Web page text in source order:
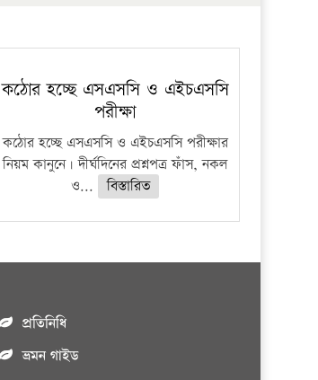
কঠোর হচ্ছে এসএসসি ও এইচএসসি
পরীক্ষা
কঠোর হচ্ছে এসএসসি ও এইচএসসি পরীক্ষার
নিয়ম কানুনে। দীর্ঘদিনের প্রশ্নপত্র ফাঁস, নকল
ও...
বিস্তারিত
প্রতিনিধি
ভ্রমন গাইড